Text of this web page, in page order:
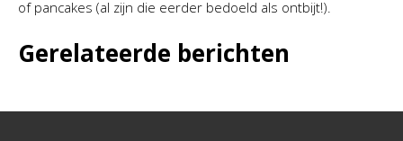
of pancakes (al zijn die eerder bedoeld als ontbijt!).
Gerelateerde berichten